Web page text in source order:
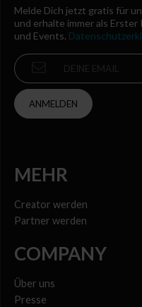
Melde Dich jetzt gratis für
und erhalte immer als
und Events.
ANMELDEN
MEHR
Creator werden
Partner werden
COMPANY
Über uns
Presse